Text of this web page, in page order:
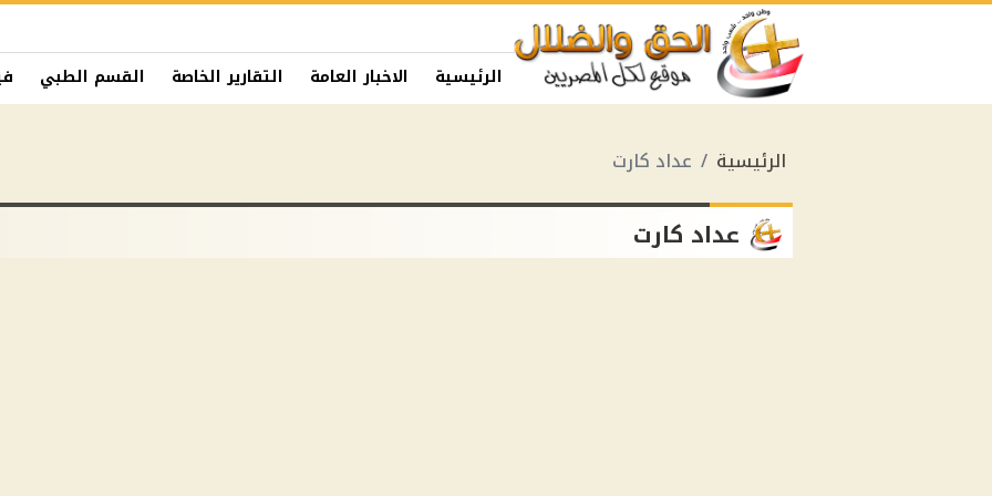
الرئيسية الاخبار العامة التقارير الخاصة القسم الطبي
الرئيسية عداد كارت
عداد كارت